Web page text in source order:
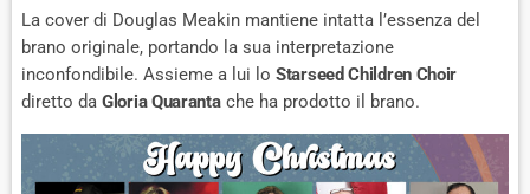
La cover di Douglas Meakin mantiene intatta l’essenza del
brano originale, portando la sua interpretazione
inconfondibile. Assieme a lui lo Starseed Children Choir
diretto da Gloria Quarantache ha prodotto il brano.